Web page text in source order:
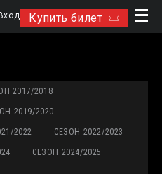
Купить билет
Вход
2017/2018
2019/2020
2022 СЕЗОН 2022/2023
СЕЗОН 2024/2025